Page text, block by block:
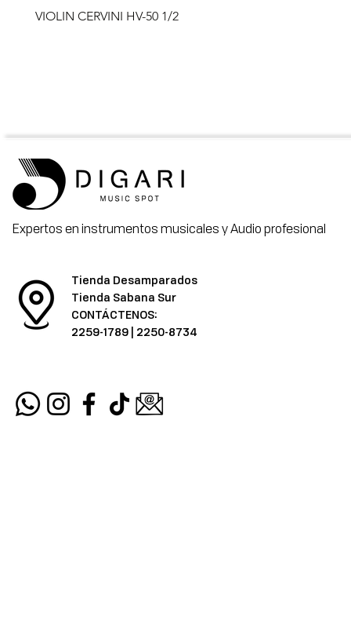
VIOLIN CERVINI HV-50 1/2
Expertos en instrumentos musicales y Audio profesional
Tienda Desamparados
Tienda Sabana Sur
CONTÁCTENOS:
2259-1789 | 2250-8734